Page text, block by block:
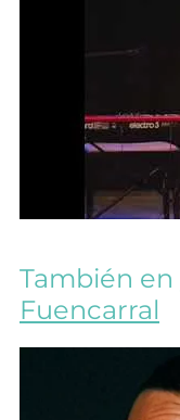
También en
Fuencarral